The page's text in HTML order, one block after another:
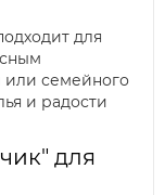
для
семейного
и радости
для